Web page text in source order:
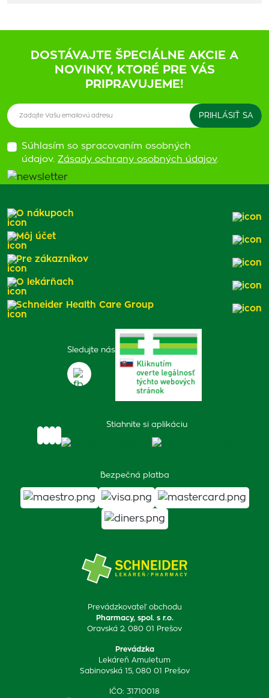
DOSTÁVAJTE ŠPECIÁLNE AKCIE A
NOVINKY, KTORÉ PRE VÁS
PRIPRAVUJEME!
Súhlasím so spracovaním osobných
údajov. Zásady ochrany osobných údajov.
Prevádzkovateľ obchodu
Pharmacy, spol. s r.o.
Oravská 2, 080 01 Prešov
Prevádzka
Lekáreň Amuletum
Sabinovská 15, 080 01 Prešov
IČO: 31710018
Sledujte nás
Stiahnite si aplikáciu
Bezpečná platba
O nákupoch
Môj účet
Pre zákazníkov
O lekárňach
Schneider Health Care Group